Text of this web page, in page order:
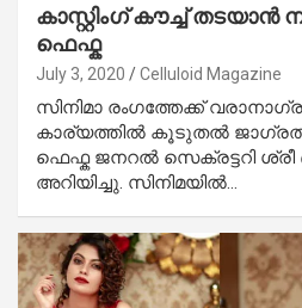
കാസ്റ്റിംഗ് കൗച്ച് തടയാന്‍
ഫെഫ്ക
July 3, 2020 Celluloid Magazine
സിനിമാ രംഗത്തേക്ക്
കാര്യത്തില്‍ കൂടുതല്‍
ഫെഫ്ക ജനറല്‍ സെക്രട്ടറി ശ്രീ
അറിയിച്ചു. സിനിമയില്‍…